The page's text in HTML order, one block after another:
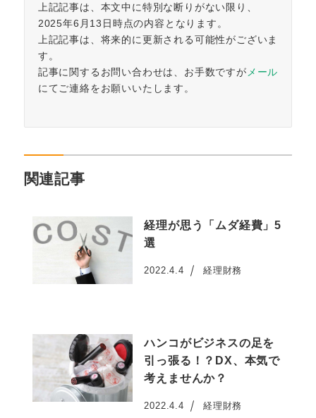
上記記事は、本文中に特別な断りがない限り、
2025年6月13日時点の内容となります。
上記記事は、将来的に更新される可能性がございま
す。
記事に関するお問い合わせは、お手数ですが メール
にてご連絡をお願いいたします。
関連記事
経理が思う「ムダ経費」5
選
投稿日
2022.4.4 経理財務
ハンコがビジネスの足を
引っ張る！？DX、本気で
考えませんか？
投稿日
2022.4.4 経理財務